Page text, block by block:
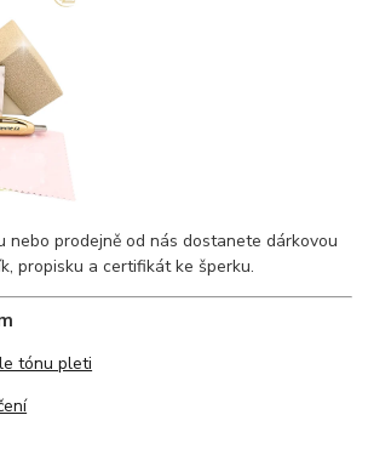
nebo prodejně od nás dostanete dárkovou
propisku a certifikát ke šperku.
tónu pleti